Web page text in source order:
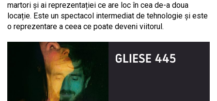
martori și ai reprezentației ce are loc în cea de-a doua
locație. Este un spectacol intermediat de tehnologie și este
o reprezentare a ceea ce poate deveni viitorul.